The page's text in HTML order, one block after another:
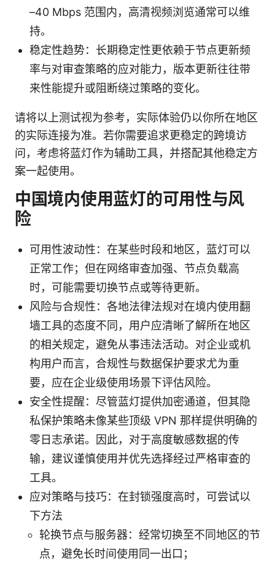
–40 Mbps 范围内，高清视频浏览通常可以维
持。
稳定性趋势：长期稳定性更依赖于节点更新频
率与对审查策略的应对能力，版本更新往往带
来性能提升或阻断绕过策略的变化。
请将以上测试视为参考，实际体验仍以你所在地区
的实际连接为准。若你需要追求更稳定的跨境访
问，考虑将蓝灯作为辅助工具，并搭配其他稳定方
案一起使用。
中国境内使用蓝灯的可用性与风
险
可用性波动性：在某些时段和地区，蓝灯可以
正常工作；但在网络审查加强、节点负载高
时，可能需要切换节点或等待更新。
风险与合规性：各地法律法规对在境内使用翻
墙工具的态度不同，用户应清晰了解所在地区
的相关规定，避免从事违法活动。对企业或机
构用户而言，合规性与数据保护要求尤为重
要，应在企业级使用场景下评估风险。
安全性提醒：尽管蓝灯提供加密通道，但其隐
私保护策略未像某些顶级 VPN 那样提供明确的
零日志承诺。因此，对于高度敏感数据的传
输，建议谨慎使用并优先选择经过严格审查的
工具。
应对策略与技巧：在封锁强度高时，可尝试以
下方法
轮换节点与服务器：经常切换至不同地区的节
点，避免长时间使用同一出口；